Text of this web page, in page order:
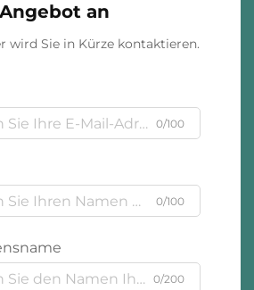
Angebot an
wird Sie in Kürze kontaktieren.
0/100
0/100
0/200